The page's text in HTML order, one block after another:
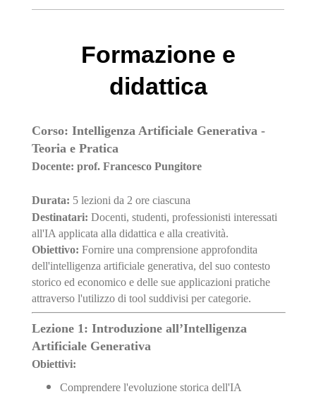
Formazione e
didattica
Corso: Intelligenza Artificiale Generativa -
Teoria e Pratica
Docente: prof. Francesco Pungitore
Durata: 5 lezioni da 2 ore ciascuna
Destinatari: Docenti, studenti, professionisti interessati
all'IA applicata alla didattica e alla creatività.
Obiettivo: Fornire una comprensione approfondita
dell'intelligenza artificiale generativa, del suo contesto
storico ed economico e delle sue applicazioni pratiche
attraverso l'utilizzo di tool suddivisi per categorie.
Lezione 1: Introduzione all’Intelligenza
Artificiale Generativa
Obiettivi:
Comprendere l'evoluzione storica dell'IA